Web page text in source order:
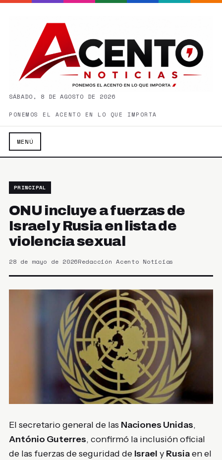
SÁBADO, 8 DE AGOSTO DE 2026
PONEMOS EL ACENTO EN LO QUE IMPORTA
MENÚ
PRINCIPAL
ONU incluye a fuerzas de
Israel y Rusia en lista de
violencia sexual
28 de mayo de 2026Redacción Acento Noticias
El secretario general de las Naciones Unidas,
António Guterres, confirmó la inclusión oficial
de las fuerzas de seguridad de Israel y Rusiaen el